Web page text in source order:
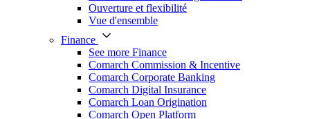
Ouverture et flexibilité
Vue d'ensemble
Finance
See more Finance
Comarch Commission & Incentive
Comarch Corporate Banking
Comarch Digital Insurance
Comarch Loan Origination
Comarch Open Platform